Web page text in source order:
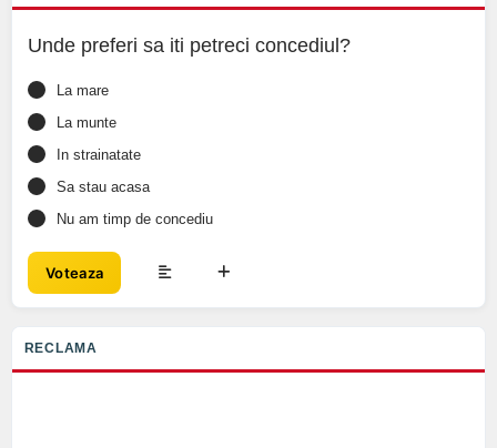
Unde preferi sa iti petreci concediul?
La mare
La munte
In strainatate
Sa stau acasa
Nu am timp de concediu
Voteaza
RECLAMA